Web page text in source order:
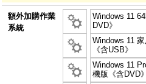
額外加購作業
系統
Windows 11
DVD》
Windows 11
《含USB》
Windows 11
機版《含DVD》